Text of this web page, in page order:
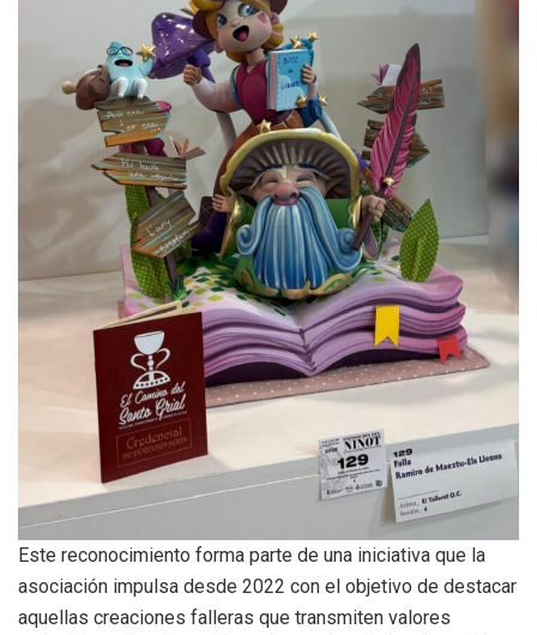
Este reconocimiento forma parte de una iniciativa que la
asociación impulsa desde 2022 con el objetivo de destacar
aquellas creaciones falleras que transmiten valores